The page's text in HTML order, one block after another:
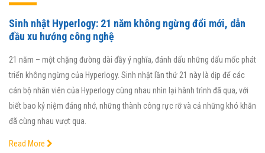
Sinh nhật Hyperlogy: 21 năm không ngừng đổi mới, dẫn
đầu xu hướng công nghệ
21 năm – một chặng đường dài đầy ý nghĩa, đánh dấu những dấu mốc phát
triển không ngừng của Hyperlogy. Sinh nhật lần thứ 21 này là dịp để các
cán bộ nhân viên của Hyperlogy cùng nhau nhìn lại hành trình đã qua, với
biết bao kỷ niệm đáng nhớ, những thành công rực rỡ và cả những khó khăn
đã cùng nhau vượt qua.
Read More